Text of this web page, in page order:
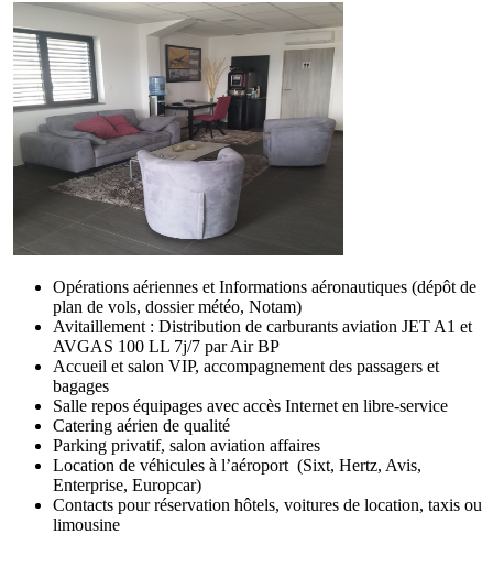
Opérations aériennes et Informations aéronautiques (dépôt de
plan de vols, dossier météo, Notam)
Avitaillement : Distribution de carburants aviation JET A1 et
AVGAS 100 LL 7j/7 par Air BP
Accueil et salon VIP, accompagnement des passagers et
bagages
Salle repos équipages avec accès Internet en libre-service
Catering aérien de qualité
Parking privatif, salon aviation affaires
Location de véhicules à l’aéroport (Sixt, Hertz, Avis,
Enterprise, Europcar)
Contacts pour réservation hôtels, voitures de location, taxis ou
limousine